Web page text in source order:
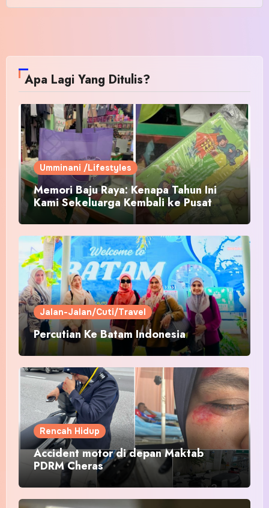
Apa Lagi Yang Ditulis?
Umminani /Lifestyles
Memori Baju Raya: Kenapa Tahun Ini
Kami Sekeluarga Kembali ke Pusat
Pakaian Hari-Hari?
Jalan-Jalan/Cuti/Travel
Percutian Ke Batam Indonesia
Rencah Hidup
Accident motor di depan Maktab
PDRM Cheras